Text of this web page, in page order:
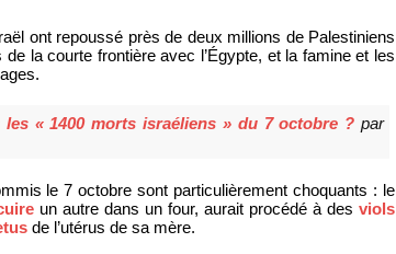
ont repoussé près de deux millions de Palestiniens
la courte frontière avec l’Égypte, et la famine et les
« 1400 morts israéliens » du 7 octobre ? par
le 7 octobre sont particulièrement choquants : le
un autre dans un four, aurait procédé à desviols
de l’utérus de sa mère.